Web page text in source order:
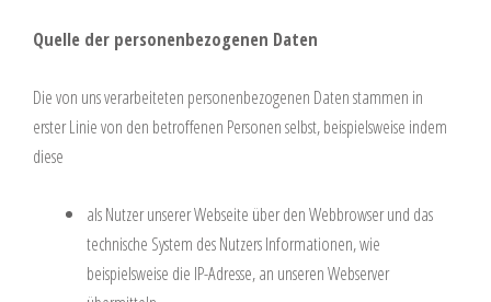
Quelle der personenbezogenen Daten
Die von uns verarbeiteten personenbezogenen Daten stammen in
erster Linie von den betroffenen Personen selbst, beispielsweise indem
diese
als Nutzer unserer Webseite über den Webbrowser und das
technische System des Nutzers Informationen, wie
beispielsweise die IP-Adresse, an unseren Webserver